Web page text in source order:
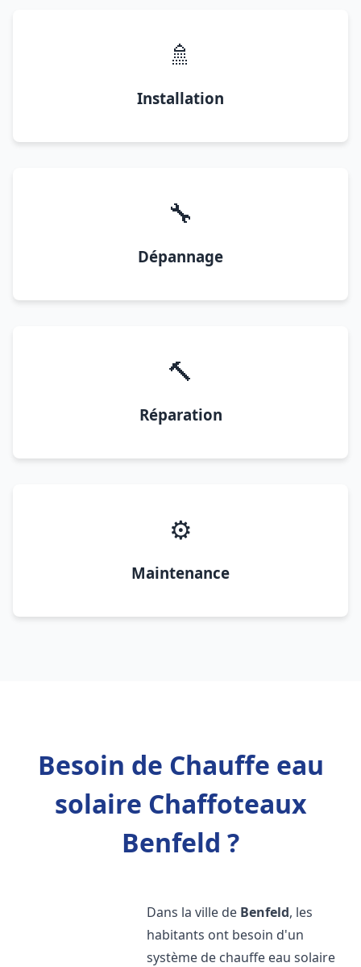
🚿
Installation
🔧
Dépannage
🔨
Réparation
⚙️
Maintenance
Besoin de Chauffe eau
solaire Chaffoteaux
Benfeld ?
Dans la ville de Benfeld, les
habitants ont besoin d'un
système de chauffe eau solaire